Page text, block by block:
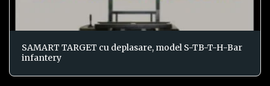
SAMART TARGET cu deplasare, model S-TB-T-H-Bar
infantery